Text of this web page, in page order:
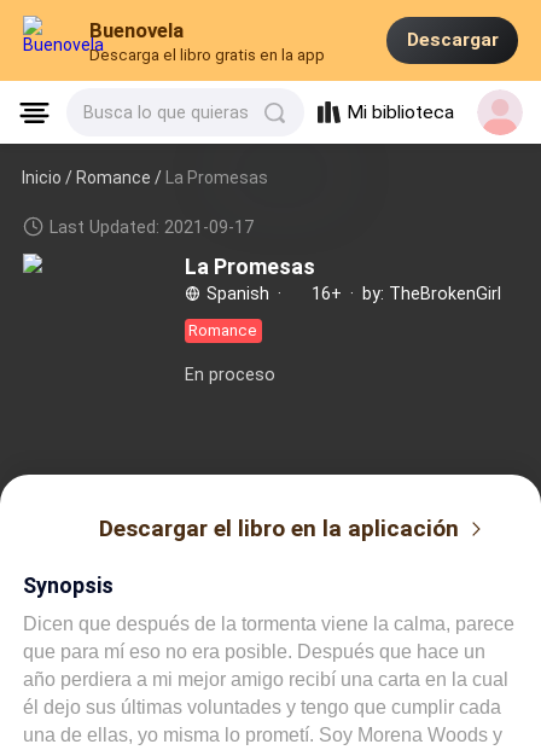
Buenovela
Descarga el libro gratis en la app
Descargar
Busca lo que quieras Mi biblioteca
Inicio /Romance / La Promesas
Last Updated: 2021-09-17
La Promesas
Spanish · 16+ · by: TheBrokenGirl
Romance
En proceso
Descargar el libro en la aplicación
Synopsis
Dicen que después de la tormenta viene la calma, parece
que para mí eso no era posible. Después que hace un
año perdiera a mi mejor amigo recibí una carta en la cual
él dejo sus últimas voluntades y tengo que cumplir cada
una de ellas, yo misma lo prometí. Soy Morena Woods y